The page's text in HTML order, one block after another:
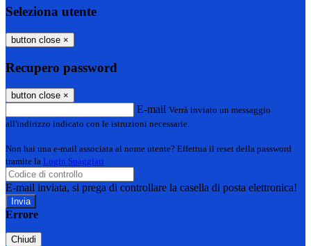
Seleziona utente
button close ×
Recupero password
button close ×
E-mail Verrà inviato un messaggio
all'indirizzo indicato con le istruzioni necessarie.
Non hai una e-mail associata al nome utente? Effettua il reset della password
tramite la Login Spaggiari
E-mail inviata, si prega di controllare la casella di posta elettronica!
Errore
Chiudi